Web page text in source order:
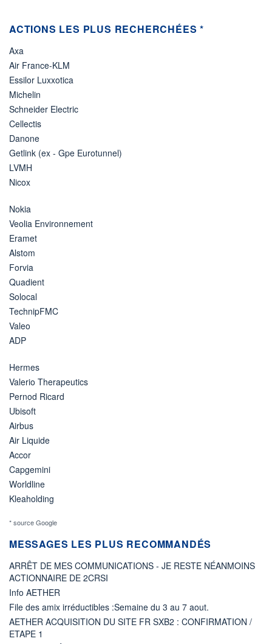
ACTIONS LES PLUS RECHERCHÉES *
Axa
Air France-KLM
Essilor Luxxotica
Michelin
Schneider Electric
Cellectis
Danone
Getlink (ex - Gpe Eurotunnel)
LVMH
Nicox
Nokia
Veolia Environnement
Eramet
Alstom
Forvia
Quadient
Solocal
TechnipFMC
Valeo
ADP
Hermes
Valerio Therapeutics
Pernod Ricard
Ubisoft
Airbus
Air Liquide
Accor
Capgemini
Worldline
Kleaholding
* source Google
MESSAGES LES PLUS RECOMMANDÉS
ARRÊT DE MES COMMUNICATIONS - JE RESTE NÉANMOINS
ACTIONNAIRE DE 2CRSI
Info AETHER
File des amix irréductibles :Semaine du 3 au 7 aout.
AETHER ACQUISITION DU SITE FR SXB2 : CONFIRMATION /
ETAPE 1